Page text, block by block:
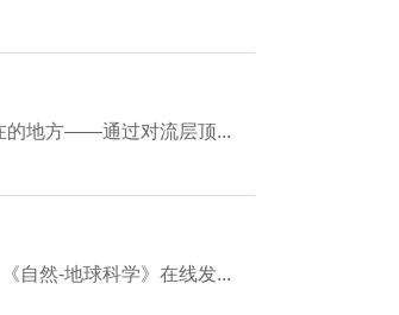
的地方——通过对流层顶...
自然-地球科学》在线发...